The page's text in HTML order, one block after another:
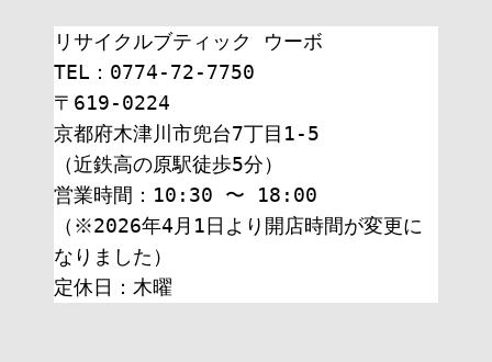
リサイクルブティック ウーボ
TEL：0774-72-7750
〒619-0224
京都府木津川市兜台7丁目1-5
（近鉄高の原駅徒歩5分）
営業時間：10:30 〜 18:00
（※2026年4月1日より開店時間が変更に
なりました）
定休日：木曜